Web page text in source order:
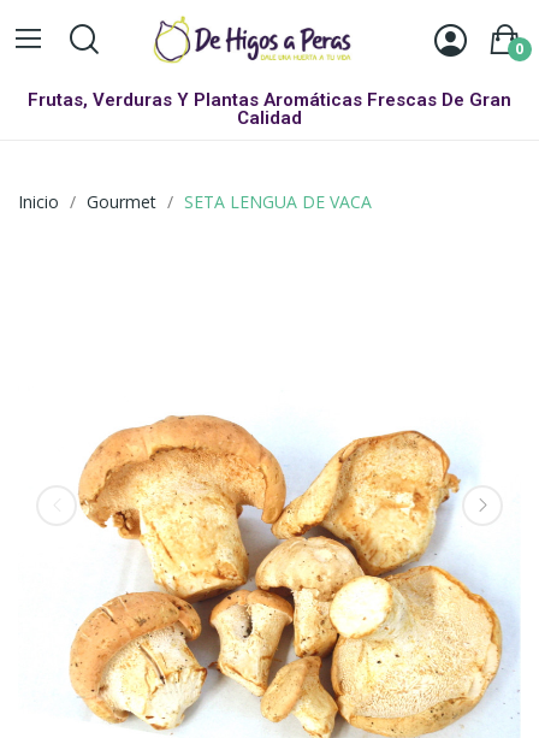
0
Frutas, Verduras Y Plantas Aromáticas Frescas De Gran
Calidad
Inicio Gourmet SETA LENGUA DE VACA